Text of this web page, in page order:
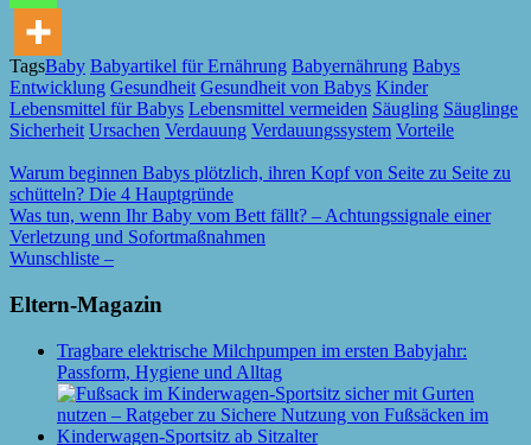
TagsBaby Babyartikel für Ernährung Babyernährung Babys
Entwicklung Gesundheit Gesundheit von Babys Kinder
Lebensmittel für Babys Lebensmittel vermeiden Säugling Säuglinge
Sicherheit Ursachen Verdauung Verdauungssystem Vorteile
Warum beginnen Babys plötzlich, ihren Kopf von Seite zu Seite zu
schütteln? Die 4 Hauptgründe
Was tun, wenn Ihr Baby vom Bett fällt? – Achtungssignale einer
Verletzung und Sofortmaßnahmen
Wunschliste –
Eltern-Magazin
Tragbare elektrische Milchpumpen im ersten Babyjahr:
Passform, Hygiene und Alltag